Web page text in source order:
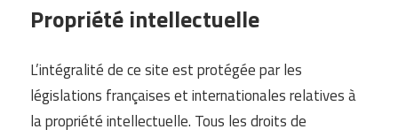
Propriété intellectuelle
L’intégralité de ce site est protégée par les
législations françaises et internationales relatives à
la propriété intellectuelle. Tous les droits de